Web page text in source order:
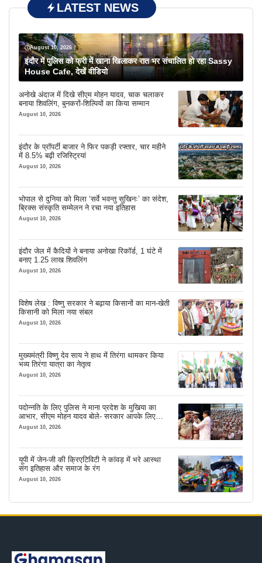
LATEST NEWS
August 10, 2026
इंदौर में पुलिस को फ्री में खाना खिलाकर रात भर संचालित हो रहा Sassy
House Cafe, देखें वीडियो
अनोखे अंदाज में दिखे सीएम मोहन यादव, चाक चलाकर
बनाया शिवलिंग, बुनकरों-शिल्पियों का किया सम्मान
August 10, 2026
इंदौर के प्रॉपर्टी बाजार ने फिर पकड़ी रफ्तार, चार महीने
में 8.5% बढ़ी रजिस्ट्रियां
August 10, 2026
भोपाल से दुनिया को मिला ‘सर्वे भवन्तु सुखिनः’ का संदेश,
ब्रिक्स संस्कृति सम्मेलन ने रचा नया इतिहास
August 10, 2026
इंदौर जेल में कैदियों ने बनाया अनोखा रिकॉर्ड, 1 घंटे में
बनाए 1.25 लाख शिवलिंग
August 10, 2026
विशेष लेख : विष्णु सरकार ने बढ़ाया किसानों का मान-खेती
किसानी को मिला नया संबल
August 10, 2026
मुख्यमंत्री विष्णु देव साय ने हाथ में तिरंगा थामकर किया
भव्य तिरंगा यात्रा का नेतृत्व
August 10, 2026
पदोन्नति के लिए पुलिस ने माना प्रदेश के मुखिया का
आभार, सीएम मोहन यादव बोले- सरकार आपके लिए
सबकुछ करेगी
August 10, 2026
यूपी में जेन-जी की क्रिएटिविटी ने कांवड़ में भरे आस्था
संग इतिहास और समाज के रंग
August 10, 2026